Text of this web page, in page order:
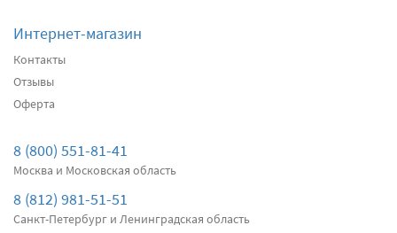
Подробнее
Передние дворники
Интернет-магазин
Контакты
Отзывы
Оферта
8 (800) 551-81-41
Москва и Московская область
8 (812) 981-51-51
Санкт-Петербург и Ленинградская область